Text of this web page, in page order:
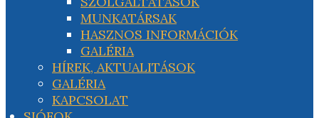
MUNKATÁRSAK
HASZNOS INFORMÁCIÓK
GALÉRIA
HÍREK, AKTUALITÁSOK
GALÉRIA
KAPCSOLAT